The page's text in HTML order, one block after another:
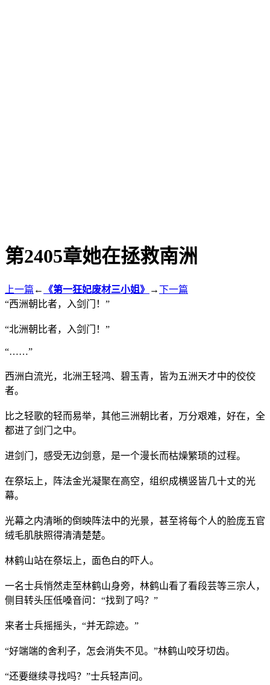
第2405章她在拯救南洲
上一篇 ← 《第一狂妃废材三小姐》 →下一篇
“西洲朝比者，入剑门！”
“北洲朝比者，入剑门！”
“……”
西洲白流光，北洲王轻鸿、碧玉青，皆为五洲天才中的佼佼
者。
比之轻歌的轻而易举，其他三洲朝比者，万分艰难，好在，全
都进了剑门之中。
进剑门，感受无边剑意，是一个漫长而枯燥繁琐的过程。
在祭坛上，阵法金光凝聚在高空，组织成横竖皆几十丈的光
幕。
光幕之内清晰的倒映阵法中的光景，甚至将每个人的脸庞五官
绒毛肌肤照得清清楚楚。
林鹤山站在祭坛上，面色白的吓人。
一名士兵悄然走至林鹤山身旁，林鹤山看了看段芸等三宗人，
侧目转头压低嗓音问：“找到了吗？”
来者士兵摇摇头，“并无踪迹。”
“好端端的舍利子，怎会消失不见。”林鹤山咬牙切齿。
“还要继续寻找吗？”士兵轻声问。